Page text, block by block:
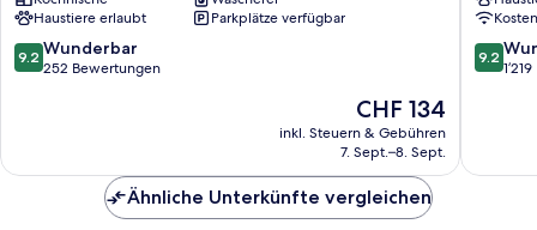
Haustiere erlaubt
Parkplätze verfügbar
9.2
von
9.2 Wunderbar
252 Bewertungen
Der
Preis
beträgt
CHF 134
inkl. Steuern & Gebühren
7. Sept.–8. Sept.
Vorstadt
9.2
von
9.2
Ähnliche Unterkünfte vergleichen